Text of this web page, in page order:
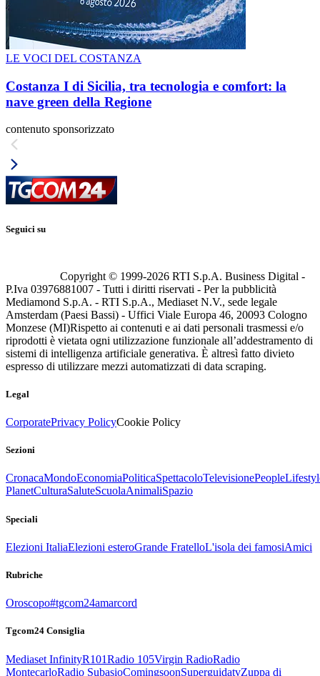
LE VOCI DEL COSTANZA
Costanza I di Sicilia, tra tecnologia e comfort: la
nave green della Regione
contenuto sponsorizzato
Seguici su
Copyright © 1999-2026 RTI S.p.A. Business Digital -
P.Iva 03976881007 - Tutti i diritti riservati - Per la pubblicità
Mediamond S.p.A. - RTI S.p.A., Mediaset N.V., sede legale
Amsterdam (Paesi Bassi) - Uffici Viale Europa 46, 20093 Cologno
Monzese (MI)Rispetto ai contenuti e ai dati personali trasmessi e/o
riprodotti è vietata ogni utilizzazione funzionale all’addestramento di
sistemi di intelligenza artificiale generativa. È altresì fatto divieto
espresso di utilizzare mezzi automatizzati di data scraping.
Legal
CorporatePrivacy PolicyCookie Policy
Sezioni
CronacaMondoEconomiaPoliticaSpettacoloTelevisionePeople
PlanetCulturaSaluteScuolaAnimaliSpazio
Speciali
Elezioni ItaliaElezioni esteroGrande FratelloL'isola dei famosiAmici
Rubriche
Oroscopo#tgcom24amarcord
Tgcom24 Consiglia
Mediaset InfinityR101Radio 105Virgin RadioRadio
MontecarloRadio SubasioComingsoonSuperguidatvZuppa di